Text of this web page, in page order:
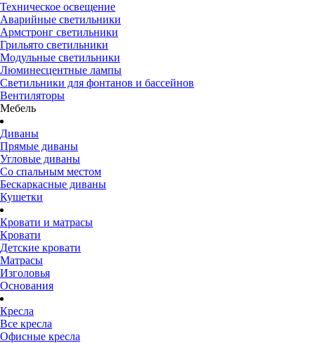
Техническое освещение
Аварийные светильники
Армстронг светильники
Грильято светильники
Модульные светильники
Люминесцентные лампы
Светильники для фонтанов и бассейнов
Вентиляторы
Мебель
Диваны
Прямые диваны
Угловые диваны
Со спальным местом
Бескаркасные диваны
Кушетки
Кровати и матрасы
Кровати
Детские кровати
Матрасы
Изголовья
Основания
Кресла
Все кресла
Офисные кресла